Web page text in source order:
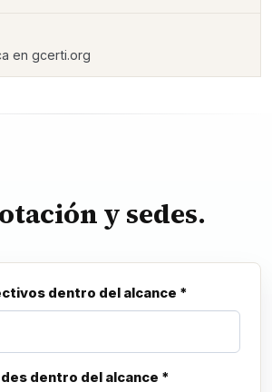
en gcerti.org
y sedes.
dentro del alcance *
dentro del alcance *